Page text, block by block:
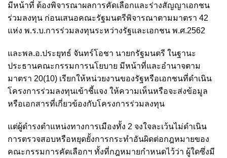
มีหน้าที่ ต้องพิจารณาผลการคัดเลือกและร่างสัญญาเอกชน
ร่วมลงทุน ก่อนเสนอคณะรัฐมนตรีพิจารณาตามมาตรา 42
แห่ง พ.ร.บ.การร่วมลงทุนระหว่างรัฐและเอกชน พ.ศ.2562
และพล.อ.ประยุทธ์ จันทร์โอชา นายกรัฐมนตรี ในฐานะ
ประธานคณะกรรมการนโยบาย มีหน้าที่และอำนาจตาม
มาตรา 20(10) เรียกให้หน่วยงานของรัฐหรือเอกชนที่ดำเนิน
โครงการร่วมลงทุนเข้าชี้แจง ให้ความเห็นหรือจะส่งข้อมูล
หรือเอกสารที่เกี่ยวข้องกับโครงการร่วมลงทุน
แต่ผู้ดำรงตำแหน่งทางการเมืองทั้ง 2 จงใจละเว้นไม่ดำเนิน
การตรวจสอบหรือหยุดยั้งการกระทำอันผิดต่อกฎหมายของ
คณะกรรมการคัดเลือกฯ ทั้งที่กฎหมายกำหนดไว้ว่า ผู้ใดซึ่งมี